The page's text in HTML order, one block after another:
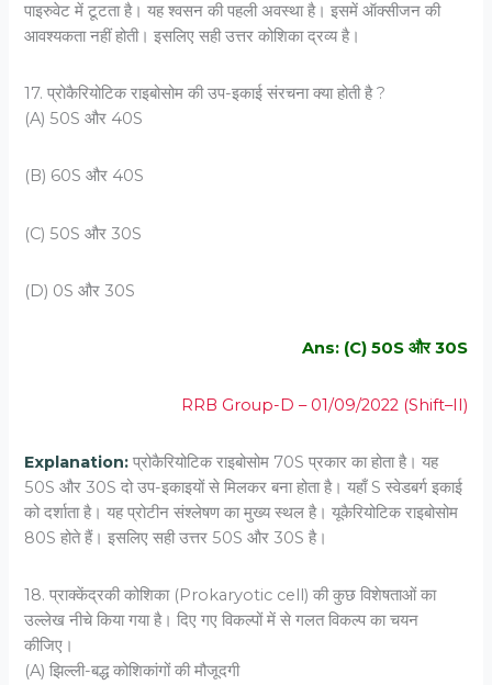
पाइरुवेट में टूटता है। यह श्वसन की पहली अवस्था है। इसमें ऑक्सीजन की
आवश्यकता नहीं होती। इसलिए सही उत्तर कोशिका द्रव्य है।
17. प्रोकैरियोटिक राइबोसोम की उप-इकाई संरचना क्‍या होती है ?
(A) 50S और 40S
(B) 60S और 40S
(C) 50S और 30S
(D) 0S और 30S
Ans: (C) 50S और 30S
RRB Group-D – 01/09/2022 (Shift–II)
Explanation: प्रोकैरियोटिक राइबोसोम 70S प्रकार का होता है। यह
50S और 30S दो उप-इकाइयों से मिलकर बना होता है। यहाँ S स्वेडबर्ग इकाई
को दर्शाता है। यह प्रोटीन संश्लेषण का मुख्य स्थल है। यूकैरियोटिक राइबोसोम
80S होते हैं। इसलिए सही उत्तर 50S और 30S है।
18. प्राक्‍केंद्रकी कोशिका (Prokaryotic cell) की कुछ विशेषताओं का
उल्‍लेख नीचे किया गया है। दिए गए विकल्‍पों में से गलत विकल्‍प का चयन
कीजिए।
(A) झिल्‍ली-बद्ध कोशिकांगों की मौजूदगी